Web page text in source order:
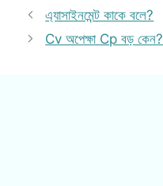
এ্যাসাইনমেন্ট কাকে বলে?
Cv অপেক্ষা Cp বড় কেন?